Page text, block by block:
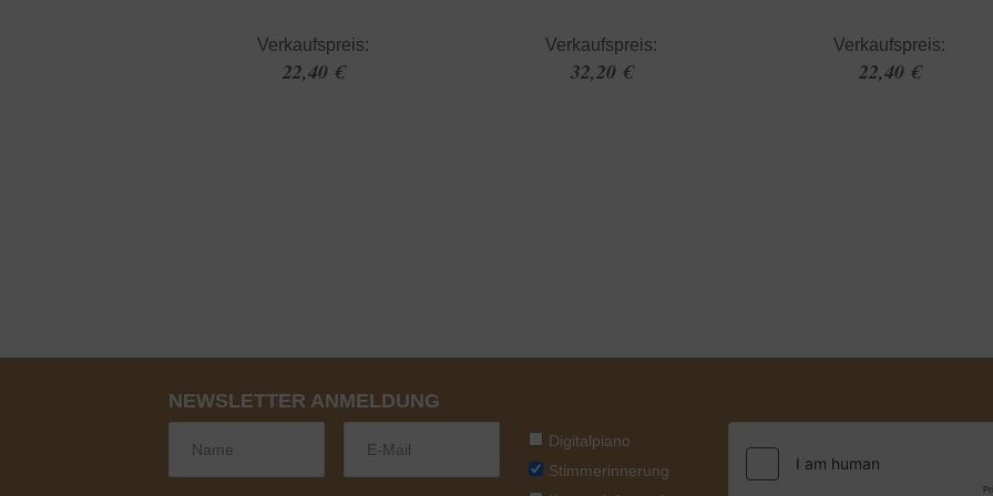
Verkaufspreis:
22,40 €
Verkaufspreis:
32,20 €
Verkaufspreis:
22,40 €
NEWSLETTER ANMELDUNG
Digitalpiano
Stimmerinnerung